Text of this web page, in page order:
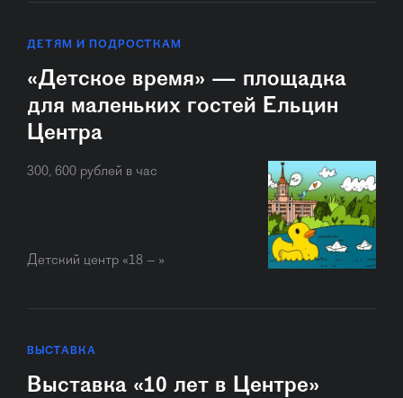
ДЕТЯМ И ПОДРОСТКАМ
«Детское время» — площадка
для маленьких гостей Ельцин
Центра
300, 600 рублей в час
Детский центр «18 – »
ВЫСТАВКА
Выставка «10 лет в Центре»